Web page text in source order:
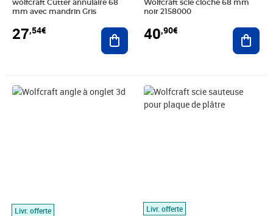
wolfcraft Cutter annulaire 68
mm avec mandrin Gris
27,54€ Ajouter au panier
Wolfcraft scie cloche 68 mm
noir 2158000
40,90€
Livr. offerte
Prix 13,82€
Livr. offerte
Prix 19,45€